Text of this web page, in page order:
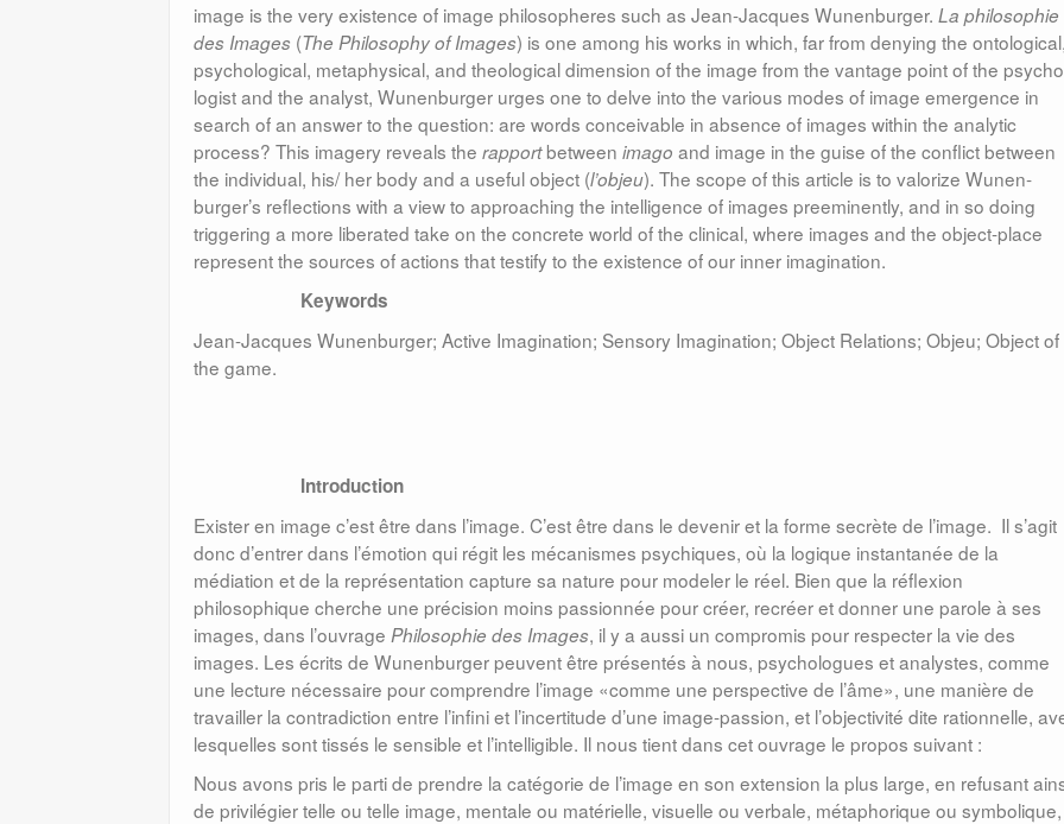
image is the very existence of image phi­losopheres such as Jean-Jacques Wunenburger. La philosophie
des Images (The Philosophy of Ima­ges) is one among his works in which, far from denying the
psychological, meta­phy­sical, and theological dimension of the image from the vantage point of the
lo­gist and the ana­lyst, Wunenburger urges one to delve into the va­rious modes of image emergence in
search of an answer to the question: are words conceivable in absence of images within the analytic
process? This imagery reveals the rapportbetween imago and image in the guise of the conflict between
the individual, his/ her body and a useful object (l’ob­jeu). The scope of this article is to valorize Wu­nen­
burger’s reflections with a view to approaching the intelligence of images preeminently, and in so doing
triggering a more liberated take on the con­crete world of the clinical, where images and the object-place
represent the sources of actions that testify to the existence of our inner imagination.
Keywords
Jean-Jacques Wunenburger; Active Imagination; Sensory Imagination; Object Relations; Objeu; Object of
the game.
Introduction
Exister en image c’est être dans l’image. C’est être dans le devenir et la forme secrète de l’image. Il s’agit
donc d’entrer dans l’émotion qui régit les mécanismes psychiques, où la logique instantanée de la
médiation et de la représentation capture sa nature pour modeler le réel. Bien que la réflexion
philosophique cherche une précision moins passionnée pour créer, recréer et donner une parole à ses
images, dans l’ouvrage Philosophie des Images, il y a aussi un compromis pour respecter la vie des
images. Les écrits de Wunenburger peuvent être présentés à nous, psychologues et analystes, comme
une lecture nécessaire pour comprendre l’image «comme une perspective de l’âme», une manière de
travailler la contradiction entre l’infini et l’incertitude d’une image-passion, et l’objectivité dite rationnelle,
lesquelles sont tissés le sensible et l’intelligible. Il nous tient dans cet ouvrage le propos suivant :
Nous avons pris le parti de prendre la catégorie de l’image en son extension la plus large, en refusant
de privilégier telle ou telle image, mentale ou matérielle, visuelle ou verbale, métaphorique ou symbolique,